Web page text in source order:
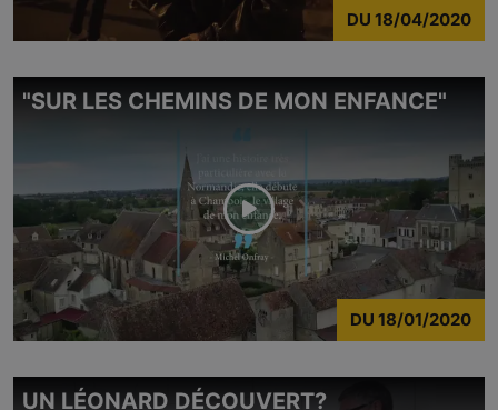
DU 18/04/2020
"SUR LES CHEMINS DE MON ENFANCE"
DU 18/01/2020
UN LÉONARD DÉCOUVERT?